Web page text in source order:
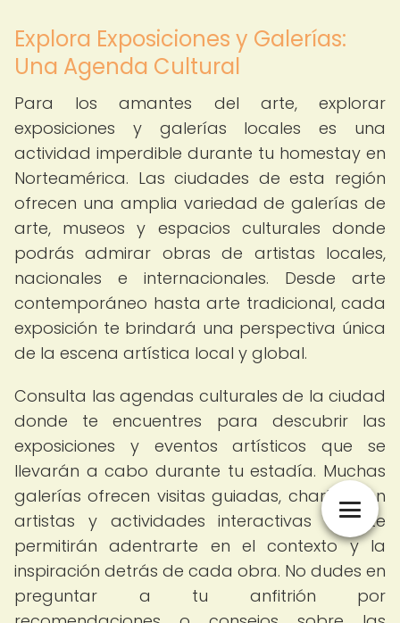
Explora Exposiciones y Galerías:
Una Agenda Cultural
Para los amantes del arte, explorar
exposiciones y galerías locales es una
actividad imperdible durante tu homestay en
Norteamérica. Las ciudades de esta región
ofrecen una amplia variedad de galerías de
arte, museos y espacios culturales donde
podrás admirar obras de artistas locales,
nacionales e internacionales. Desde arte
contemporáneo hasta arte tradicional, cada
exposición te brindará una perspectiva única
de la escena artística local y global.
Consulta las agendas culturales de la ciudad
donde te encuentres para descubrir las
exposiciones y eventos artísticos que se
llevarán a cabo durante tu estadía. Muchas
galerías ofrecen visitas guiadas, charlas con
artistas y actividades interactivas que te
permitirán adentrarte en el contexto y la
inspiración detrás de cada obra. No dudes en
preguntar a tu anfitrión por